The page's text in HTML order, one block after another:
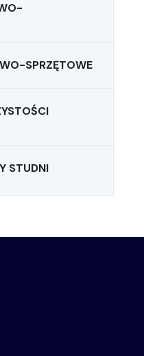
SPRZĘTOWE
STUDNI